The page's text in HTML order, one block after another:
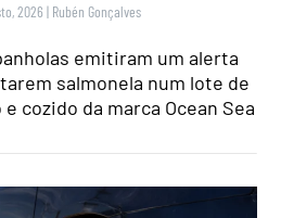
2026 | Rubén Gonçalves
emitiram um alerta
salmonela num lote de
cozido da marca Ocean Sea